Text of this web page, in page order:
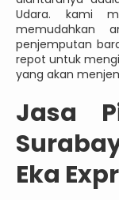
Udara. kami
memudahkan
penjemputan
repot untuk
yang akan
Jasa
Eka